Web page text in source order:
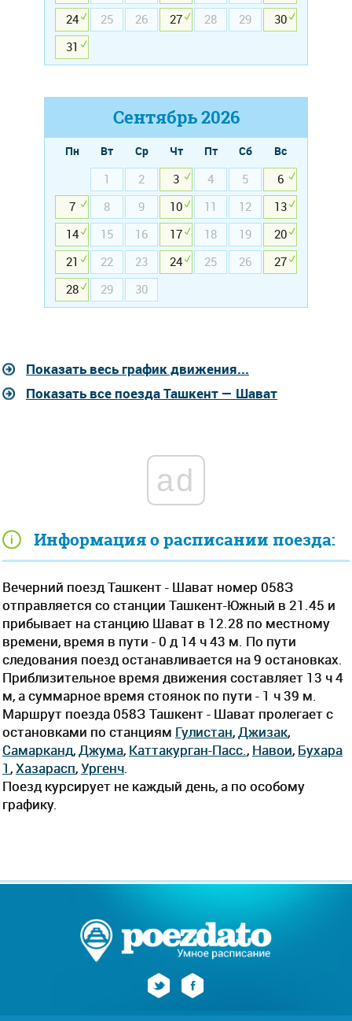
Информация о расписании поезда:
Вечерний поезд Ташкент - Шават номер 058З
отправляется со станции Ташкент-Южный в 21.45 и
прибывает на станцию Шават в 12.28 по местному
времени, время в пути - 0 д 14 ч 43 м. По пути
следования поезд останавливается на 9 остановках.
Приблизительное время движения составляет 13 ч 4
м, а суммарное время стоянок по пути - 1 ч 39 м.
Маршрут поезда 058З Ташкент - Шават пролегает c
остановками по станциям Гулистан, Джизак,
Самарканд, Джума, Каттакурган-Пасс. , Навои, Бухара
1 ,Хазарасп,Ургенч
Поезд курсирует не каждый день, а по особому
графику.
24
25 26 27 28 29
30
31
Сентябрь2026
Пн Вт Ср Чт Пт Сб
Вс
1
2 3 4 5
6
7
8 9 10 11 12
13
14
15 16 17 18 19
20
21
22 23 24 25 26
27
28
29 30
Показать весь график движения...
Показать все поезда Ташкент — Шават
ad